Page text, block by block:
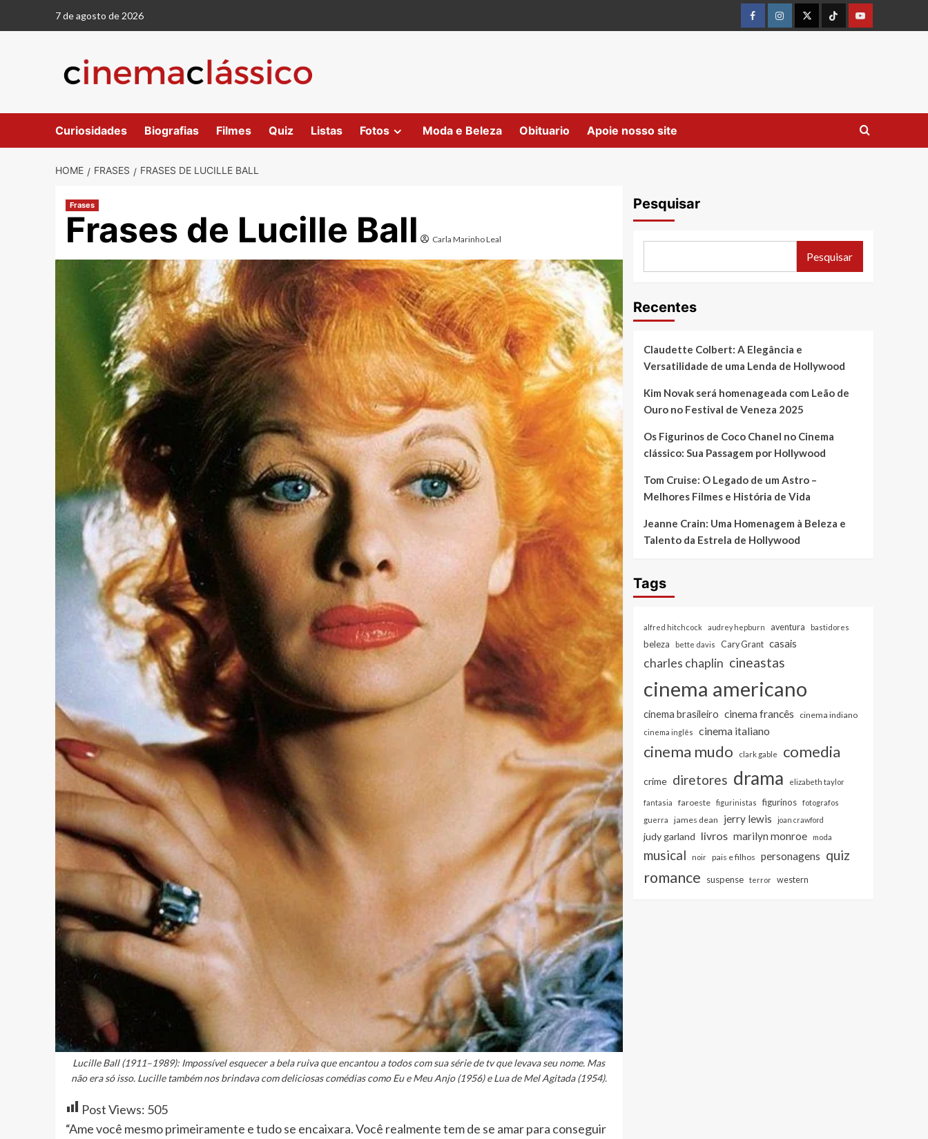
7 de agosto de 2026
FacebookinstagramtwitterTiktokyoutube
Curiosidades Biografias Filmes Quiz Listas Fotos Moda e Beleza Obituario Apoie nosso site
HOME FRASES FRASES DE LUCILLE BALL
Frases
Frases de Lucille Ball Carla Marinho Leal
Lucille Ball (1911–1989): Impossível esquecer a bela ruiva que encantou a todos com sua série de tv que levava seu nome. Mas
não era só isso. Lucille também nos brindava com deliciosas comédias como Eu e Meu Anjo (1956) e Lua de Mel Agitada (1954).
Post Views: 505
“Ame você mesmo primeiramente e tudo se encaixara. Você realmente tem de se amar para conseguir
Pesquisar
Pesquisar
Recentes
Claudette Colbert: A Elegância e
Versatilidade de uma Lenda de Hollywood
Kim Novak será homenageada com Leão de
Ouro no Festival de Veneza 2025
Os Figurinos de Coco Chanel no Cinema
clássico: Sua Passagem por Hollywood
Tom Cruise: O Legado de um Astro –
Melhores Filmes e História de Vida
Jeanne Crain: Uma Homenagem à Beleza e
Talento da Estrela de Hollywood
Tags
alfred hitchcock audrey hepburn aventura bastidores
beleza bette davis Cary Grant casais
charles chaplin cineastas
cinema americano
cinema brasileiro cinema francês cinema indiano
cinema inglês cinema italiano
cinema mudo clark gable comedia
crime diretores drama elizabeth taylor
fantasia faroeste figurinistas figurinos
fotografos
guerra
james dean jerry lewis joan crawford
judy garland livros marilyn monroe moda
musical noir pais e filhos personagens quiz
romance suspense terror western